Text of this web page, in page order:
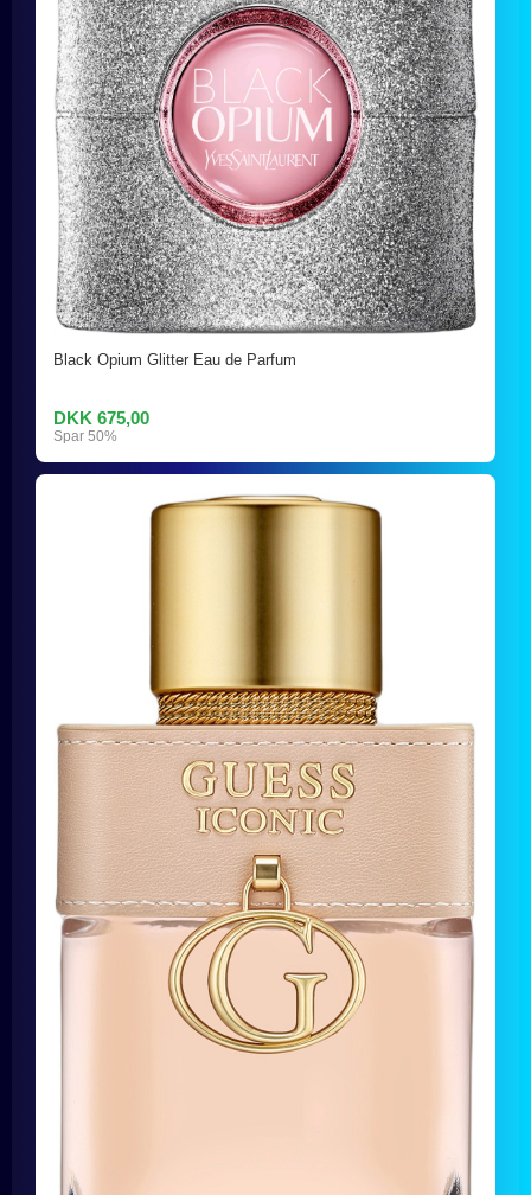
Black Opium Glitter Eau de Parfum
DKK 675,00
Spar 50%